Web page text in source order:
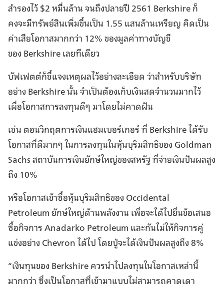
สำรองไว้ $2 หมื่นล้าน จนถึงปลายปี 2561 Berkshire ก็
คงจะมีทรัพย์สินเพิ่มขึ้นเป็น 1.55 แสนล้านเหรียญ คิดเป็น
ค่าเสียโอกาสมากกว่า 12% ของมูลค่าทางบัญชี
ของ Berkshire เลยทีเดียว
บัฟเฟตต์ก็ชี้แจงเหตุผลไว้อย่างละเอียด ว่าสำหรับบริษัท
อย่าง Berkshire นั้น จำเป็นต้องเก็บเงินสดจำนวนมากไว้
เผื่อโอกาสการลงทุนดีๆ มาโดยไม่คาดฝัน
เช่น ตอนวิกฤตการเงินแฮมเบอร์เกอร์ ที่ Berkshire ได้รับ
โอกาสที่ดีมากๆ ในการลงทุนในหุ้นบุริมสิทธิของ Goldman
Sachs สถาบันการเงินยักษ์ใหญ่ของสหรัฐ ที่จ่ายเงินปันผลสูง
ถึง 10%
หรือโอกาสเข้าซื้อหุ้นบุริมสิทธิของ Occidental
Petroleum ยักษ์ใหญ่ด้านพลังงาน เพื่อจะได้ไปยื่นข้อเสนอ
ซื้อกิจการ Anadarko Petroleum และกันไม่ให้กิจการคู่
แข่งอย่าง Chevron ได้ไป โดยปู่จะได้เงินปันผลสูงถึง 8%
“เงินทุนของ Berkshire ควรนำไปลงทุนในโอกาสเหล่านี้
มากกว่า ซึ่งเป็นโอกาสที่เข้ามาแบบไม่สามารถคาดเดา